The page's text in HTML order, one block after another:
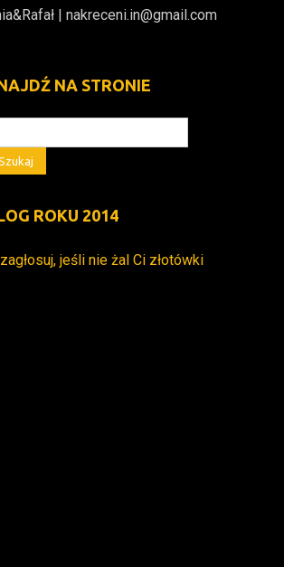
| nakreceni.in@gmail.com
NA STRONIE
ROKU 2014